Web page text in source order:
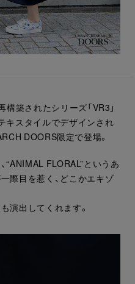
築されたシリーズ「VR3」
キスタイルでデザインされ
DOORS限定で登場。
“ANIMAL FLORAL”というあ
際目を惹く、どこかエキゾ
演出してくれます。